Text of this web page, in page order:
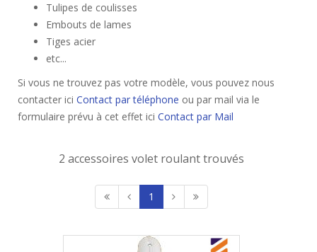
Tulipes de coulisses
Embouts de lames
Tiges acier
etc...
Si vous ne trouvez pas votre modèle, vous pouvez nous
contacter ici Contact par téléphone ou par mail via le
formulaire prévu à cet effet ici Contact par Mail
2 accessoires volet roulant trouvés
1